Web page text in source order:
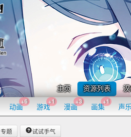
主页 资源列表
动画
+6
游戏
+1
漫画
+3
画集
+1
声
专题 试试手气